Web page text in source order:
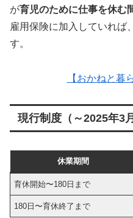
が育児のために仕事を休む
雇用保険に加入していれば
す。
【おかねと暮
現行制度（～2025年3
休業期間
育休開始〜180日まで
180日〜育休終了まで